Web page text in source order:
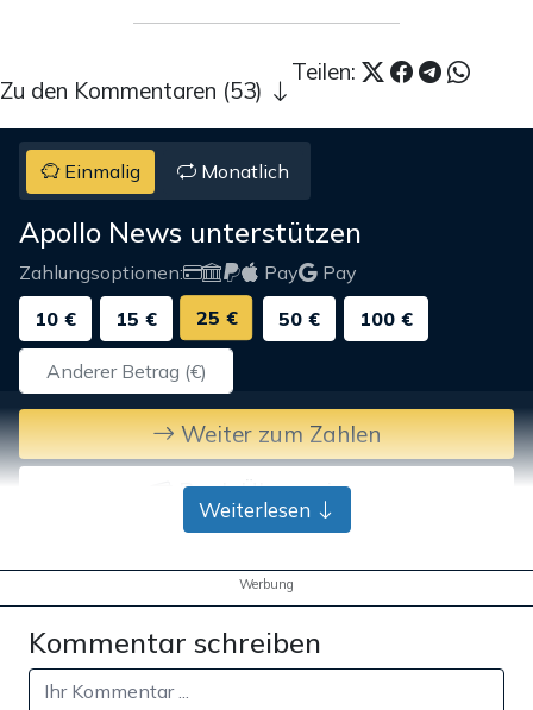
Teilen:
Zu den Kommentaren (53)
Einmalig Monatlich
Apollo News unterstützen
Zahlungsoptionen: Pay
Pay
10 €
15 € 25 € 50 € 100 €
Weiter zum Zahlen
Bank-Überweisung
Weiterlesen
Werbung
Kommentar schreiben